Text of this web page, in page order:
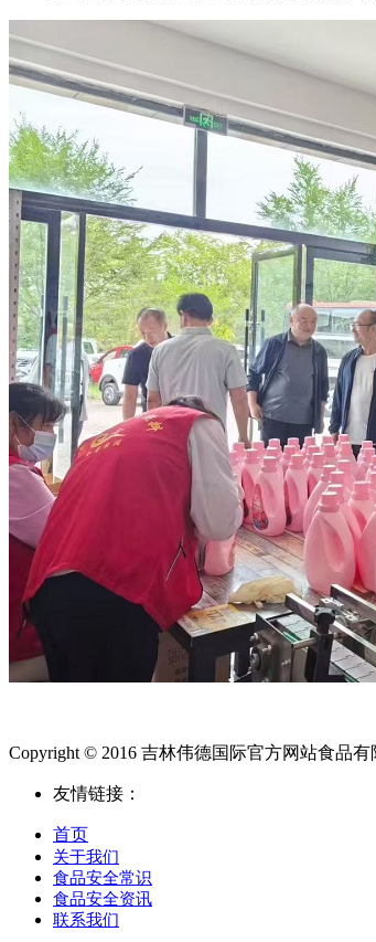
Copyright © 2016 吉林伟德国际官方网站食品有
友情链接：
首页
关于我们
食品安全常识
食品安全资讯
联系我们